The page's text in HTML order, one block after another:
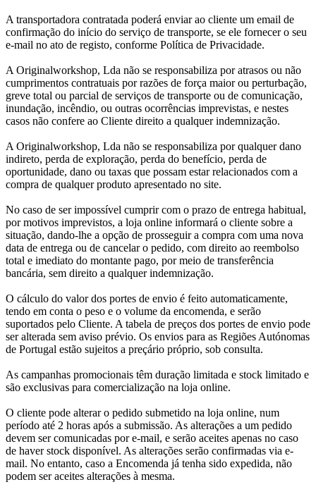
A transportadora contratada poderá enviar ao cliente um email de
confirmação do início do serviço de transporte, se ele fornecer o seu
e-mail no ato de registo, conforme Política de Privacidade.
A Originalworkshop, Lda não se responsabiliza por atrasos ou não
cumprimentos contratuais por razões de força maior ou perturbação,
greve total ou parcial de serviços de transporte ou de comunicação,
inundação, incêndio, ou outras ocorrências imprevistas, e nestes
casos não confere ao Cliente direito a qualquer indemnização.
A Originalworkshop, Lda não se responsabiliza por qualquer dano
indireto, perda de exploração, perda do benefício, perda de
oportunidade, dano ou taxas que possam estar relacionados com a
compra de qualquer produto apresentado no site.
No caso de ser impossível cumprir com o prazo de entrega habitual,
por motivos imprevistos, a loja online informará o cliente sobre a
situação, dando-lhe a opção de prosseguir a compra com uma nova
data de entrega ou de cancelar o pedido, com direito ao reembolso
total e imediato do montante pago, por meio de transferência
bancária, sem direito a qualquer indemnização.
O cálculo do valor dos portes de envio é feito automaticamente,
tendo em conta o peso e o volume da encomenda, e serão
suportados pelo Cliente. A tabela de preços dos portes de envio pode
ser alterada sem aviso prévio. Os envios para as Regiões Autónomas
de Portugal estão sujeitos a preçário próprio, sob consulta.
As campanhas promocionais têm duração limitada e stock limitado e
são exclusivas para comercialização na loja online.
O cliente pode alterar o pedido submetido na loja online, num
período até 2 horas após a submissão. As alterações a um pedido
devem ser comunicadas por e-mail, e serão aceites apenas no caso
de haver stock disponível. As alterações serão confirmadas via e-
mail. No entanto, caso a Encomenda já tenha sido expedida, não
podem ser aceites alterações à mesma.